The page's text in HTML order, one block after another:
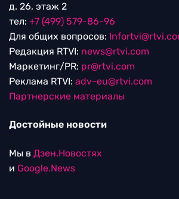
д. 26, этаж 2
тел: +7 (499) 579-86-96
Для общих вопросов:
Редакция RTVI: news@rtvi.com
Маркетинг/PR: pr@rtvi.com
Реклама RTVI: adv-eu@rtvi.com
Партнерские материалы
Достойные новости
Мы в Дзен.Новостях
и Google.News